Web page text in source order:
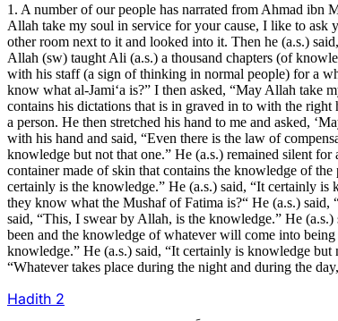
1. A number of our people has narrated from Ahmad
Allah take my soul in service for your cause, I like to ask
other room next to it and looked into it. Then he (a.s.)
Allah (sw) taught Ali (a.s.) a thousand chapters (of
with his staff (a sign of thinking in normal people) for a
know what al-Jami‘a is?” I then asked, “May Allah take
contains his dictations that is in graved in to with the
a person. He then stretched his hand to me and asked,
with his hand and said, “Even there is the law of
knowledge but not that one.” He (a.s.) remained silent
container made of skin that contains the knowledge of
certainly is the knowledge.” He (a.s.) said, “It certainly
they know what the Mushaf of Fatima is?“ He (a.s.) said,
said, “This, I swear by Allah, is the knowledge.” He
been and the knowledge of whatever will come into
knowledge.” He (a.s.) said, “It certainly is knowledge
“Whatever takes place during the night and during the
Hadith 2